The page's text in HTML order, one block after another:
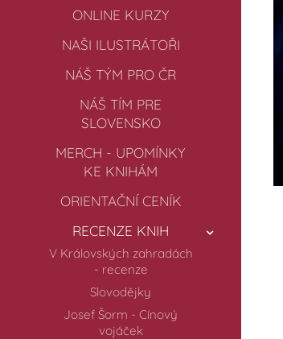
ONLINE KURZY
NAŠI ILUSTRÁTOŘI
NÁŠ TÝM PRO ČR
NÁŠ TÍM PRE
SLOVENSKO
MERCH - UPOMÍNKY
KE KNIHÁM
ORIENTAČNÍ CENÍK
RECENZE KNIH
V Královských zahradách
- recenze
Slovodějky
Josef Šorm - Cínový
vojáček